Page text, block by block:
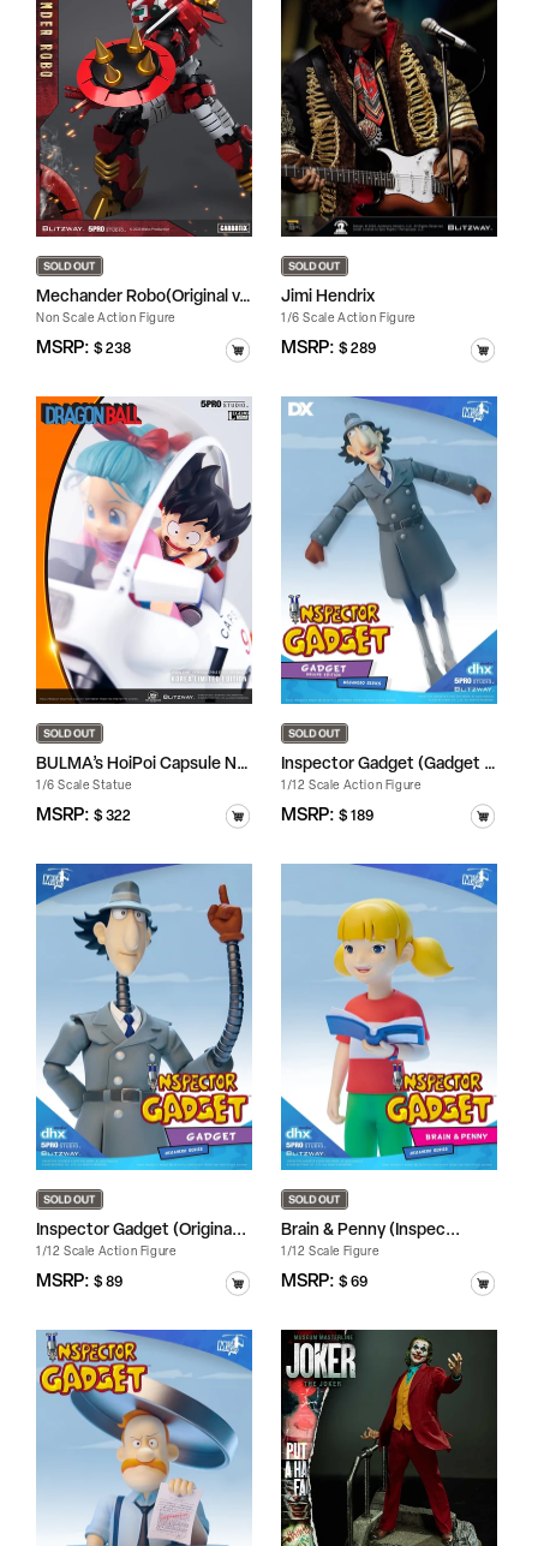
Mechander Robo(Original v...
Non Scale Action Figure
정
MSRP: $ 238
Jimi Hendrix
1/6 Scale Action Figure
정
MSRP: $ 289
BULMA’s HoiPoi Capsule No...
1/6 Scale Statue
정
MSRP: $ 322
Inspector Gadget (Gadget DX)
1/12 Scale Action Figure
정
MSRP: $ 189
Inspector Gadget (Origina...
1/12 Scale Action Figure
정
MSRP: $ 89
Brain & Penny (Inspec...
1/12 Scale Figure
정
MSRP: $ 69